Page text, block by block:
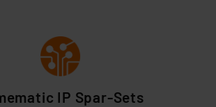
IP Spar-Sets